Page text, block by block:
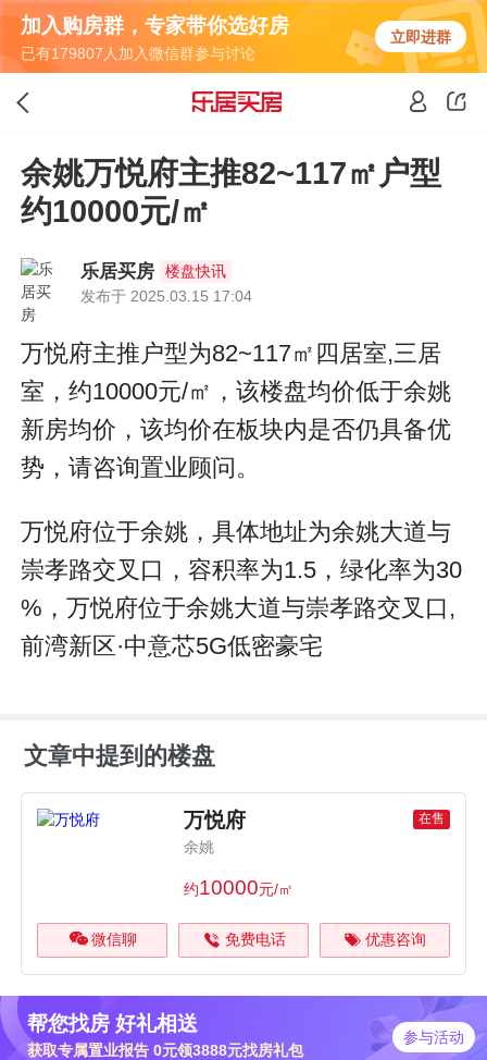
加入购房群，专家带你选好房
已有179807人加入微信群参与讨论
立即进群
余姚万悦府主推82~117㎡户型
约10000元/㎡
乐居买房
楼盘快讯
发布于 2025.03.15 17:04
万悦府主推户型为82~117㎡四居室,三居
室，约10000元/㎡，该楼盘均价低于余姚
新房均价，该均价在板块内是否仍具备优
势，请咨询置业顾问。
万悦府位于余姚，具体地址为余姚大道与
崇孝路交叉口，容积率为1.5，绿化率为30
%，万悦府位于余姚大道与崇孝路交叉口,
前湾新区·中意芯5G低密豪宅
文章中提到的楼盘
万悦府 在售
余姚
约10000元/㎡
微信聊 免费电话 优惠咨询
帮您找房 好礼相送
获取专属置业报告 0元领3888元找房礼包
参与活动